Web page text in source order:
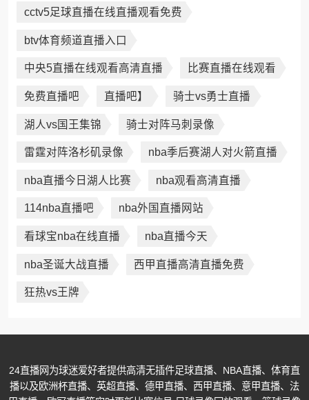
cctv5足球直播在线直播观看免费
btv体育频道直播入口
中央5直播在线观看高清直播 比赛直播在线观看
免费直播吧 直播吧】 骑士vs勇士直播
湖人vs国王集锦 骑士对阵马刺录像
雷霆对阵洛杉矶录像 nba季后赛湖人对火箭直播
nba直播今日湖人比赛 nba观看高清直播
114nba直播吧 nba外国直播网站
看球宝nba在线直播 nba直播今天
nba圣诞大战直播 西甲直播高清直播免费
狂热vs王牌
24直播网为球迷爱好者提供高清无插件足球直播、NBA直播、体育直
播以及欧洲杯直播、英超直播、德甲直播、西甲直播、意甲直播、法